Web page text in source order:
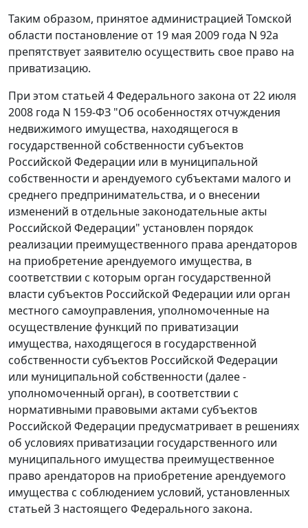
Таким образом, принятое администрацией Томской
области постановление от 19 мая 2009 года N 92а
препятствует заявителю осуществить свое право на
приватизацию.
При этом статьей 4Федерального закона от 22 июля
2008 года N 159-ФЗ "Об особенностях отчуждения
недвижимого имущества, находящегося в
государственной собственности субъектов
Российской Федерации или в муниципальной
собственности и арендуемого субъектами малого и
среднего предпринимательства, и о внесении
изменений в отдельные законодательные акты
Российской Федерации" установлен порядок
реализации преимущественного права арендаторов
на приобретение арендуемого имущества, в
соответствии с которым орган государственной
власти субъектов Российской Федерации или орган
местного самоуправления, уполномоченные на
осуществление функций по приватизации
имущества, находящегося в государственной
собственности субъектов Российской Федерации
или муниципальной собственности (далее -
уполномоченный орган), в соответствии с
нормативными правовыми актами субъектов
Российской Федерации предусматривает в решениях
об условиях приватизации государственного или
муниципального имущества преимущественное
право арендаторов на приобретение арендуемого
имущества с соблюдением условий, установленных
статьей 3 настоящего Федерального закона.